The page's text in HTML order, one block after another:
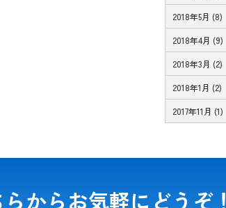
2018年5月 (8)
2018年4月 (9)
2018年3月 (2)
2018年1月 (2)
2017年11月 (1)
からお気軽にどうぞ！